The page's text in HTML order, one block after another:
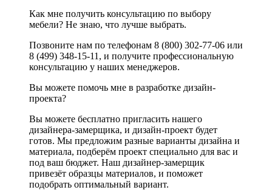
Как мне получить консультацию по выбору
мебели? Не знаю, что лучше выбрать.
Позвоните нам по телефонам 8 (800) 302-77-06 или
8 (499) 348-15-11, и получите профессиональную
консультацию у наших менеджеров.
Вы можете помочь мне в разработке дизайн-
проекта?
Вы можете бесплатно пригласить нашего
дизайнера-замерщика, и дизайн-проект будет
готов. Мы предложим разные варианты дизайна и
материала, подберём проект специально для вас и
под ваш бюджет. Наш дизайнер-замерщик
привезёт образцы материалов, и поможет
подобрать оптимальный вариант.